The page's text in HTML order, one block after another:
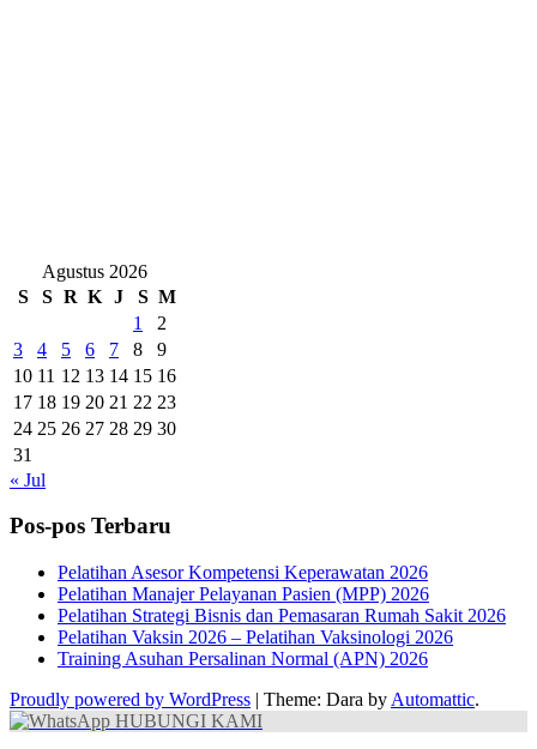
Agustus 2026
S
S R K J S M
1
2
3
4 5 6 7 8
9
10 11 12 13 14 15 16
17 18 19 20 21 22 23
24 25 26 27 28 29 30
31
« Jul
Pos-pos Terbaru
Pelatihan Asesor Kompetensi Keperawatan 2026
Pelatihan Manajer Pelayanan Pasien (MPP) 2026
Pelatihan Strategi Bisnis dan Pemasaran Rumah Sakit 2026
Pelatihan Vaksin 2026 – Pelatihan Vaksinologi 2026
Training Asuhan Persalinan Normal (APN) 2026
Proudly powered by WordPress | Theme: Dara by Automattic.
HUBUNGI KAMI